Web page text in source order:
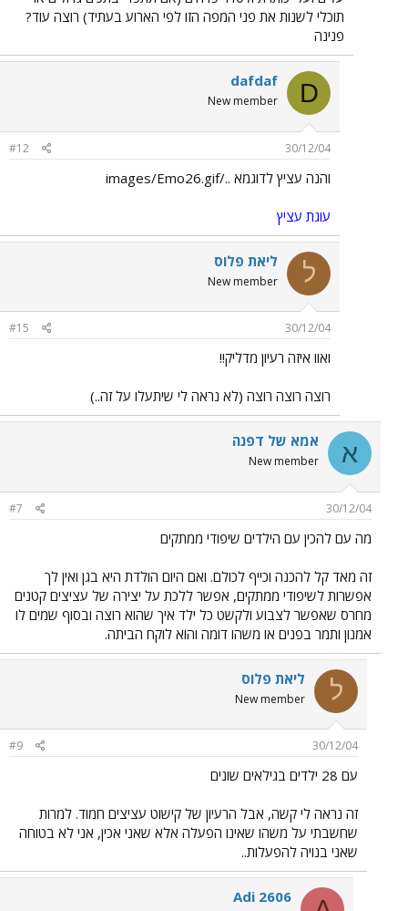
תוכלי לשנות את פני המפה הזו לפי הארוע בעתיד) רוצה עוד?
פנינה
D
dafdaf
New member
30/12/04
#12
והנה עציץ לדוגמא ../images/Emo26.gif
עוגת עציץ
ל ליאת פלוס
New member
30/12/04
#15
ואוו איזה רעיון מדליק!!
רוצה רוצה רוצה (לא נראה לי שיתעלו על זה..)
א אמא של דפנה
New member
30/12/04
#7
מה עם להכין עם הילדים שיפודי ממתקים
זה מאד קל להכנה וכייף לכולם. ואם היום הולדת היא בגן ואין לך
אפשרות לשיפודי ממתקים, אפשר ללכת על יצירה של עציצים קטנים
מחרס שאפשר לצבוע ולקשט כל ילד איך שהוא רוצה ובסוף שמים לו
אמנון ותמר בפנים או משהו דומה והוא לוקח הביתה.
ל ליאת פלוס
New member
30/12/04
#9
עם 28 ילדים בגילאים שונים
זה נראה לי קשה, אבל הרעיון של קישוט עציצים חמוד. למרות
שחשבתי על משהו שאינו הפעלה אלא שאני אכין, אני לא בטוחה
שאני בנויה להפעלות..
Adi 2606